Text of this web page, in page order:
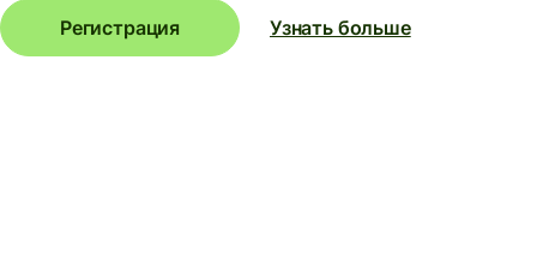
Регистрация Узнать больше